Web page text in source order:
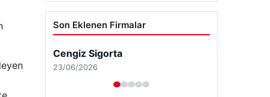
Son Eklenen Firmalar
Cengiz Sigorta
23/06/2026